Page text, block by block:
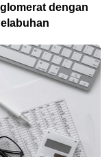
dengan